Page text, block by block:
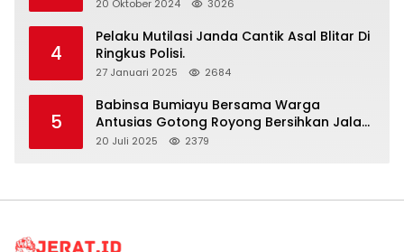
20 Oktober 2024 3026
4
Pelaku Mutilasi Janda Cantik Asal Blitar Di
Ringkus Polisi.
27 Januari 2025 2684
5
Babinsa Bumiayu Bersama Warga
Antusias Gotong Royong Bersihkan Jalan
Dusun Banaran
20 Juli 2025 2379